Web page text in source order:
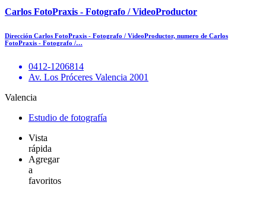
Carlos FotoPraxis - Fotografo / VideoProductor
Dirección Carlos FotoPraxis - Fotografo / VideoProductor, numero de Carlos
FotoPraxis - Fotografo /…
0412-1206814
Av. Los Próceres Valencia 2001
Valencia
Estudio de fotografía
Vista
rápida
Agregar
a
favoritos